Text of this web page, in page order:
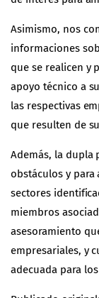
Asimismo, nos
informaciones
que se realicen y
apoyo técnico a
las respectivas
que resulten de
Además, la dupla
obstáculos y
sectores
miembros
asesoramiento
empresariales, y
adecuada para